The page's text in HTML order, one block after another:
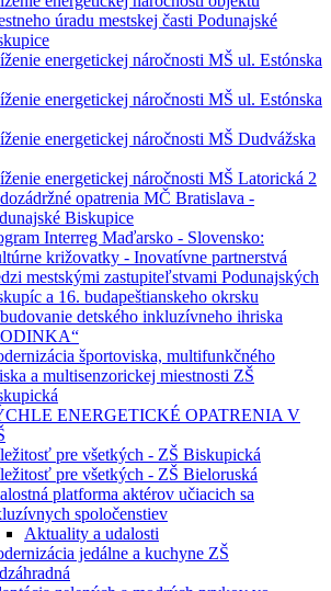
úradu mestskej časti Podunajské
energetickej náročnosti MŠ ul. Estónska
energetickej náročnosti MŠ ul. Estónska
energetickej náročnosti MŠ Dudvážska
energetickej náročnosti MŠ Latorická 2
opatrenia MČ Bratislava -
Biskupice
Interreg Maďarsko - Slovensko:
križovatky - Inovatívne partnerstvá
mestskými zastupiteľstvami Podunajských
a 16. budapeštianskeho okrsku
detského inkluzívneho ihriska
športoviska, multifunkčného
a multisenzorickej miestnosti ZŠ
ENERGETICKÉ OPATRENIA V
pre všetkých - ZŠ Biskupická
pre všetkých - ZŠ Bieloruská
platforma aktérov učiacich sa
spoločenstiev
Aktuality a udalosti
jedálne a kuchyne ZŠ